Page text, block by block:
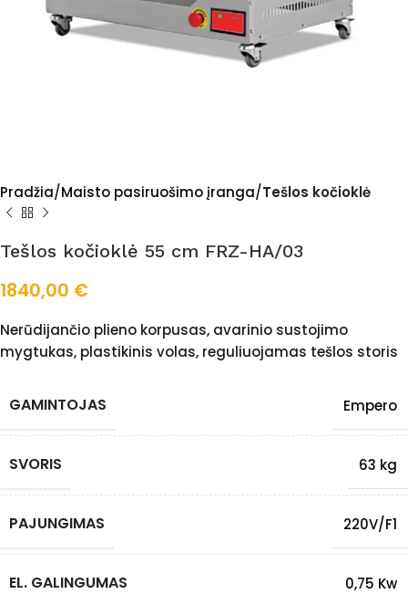
Pradžia Maisto pasiruošimo įranga Tešlos kočioklė
Tešlos kočioklė 55 cm FRZ-HA/03
1840,00 €
Nerūdijančio plieno korpusas, avarinio sustojimo
mygtukas, plastikinis volas, reguliuojamas tešlos storis
GAMINTOJAS Empero
SVORIS 63 kg
PAJUNGIMAS 220V/F1
EL. GALINGUMAS 0,75 Kw